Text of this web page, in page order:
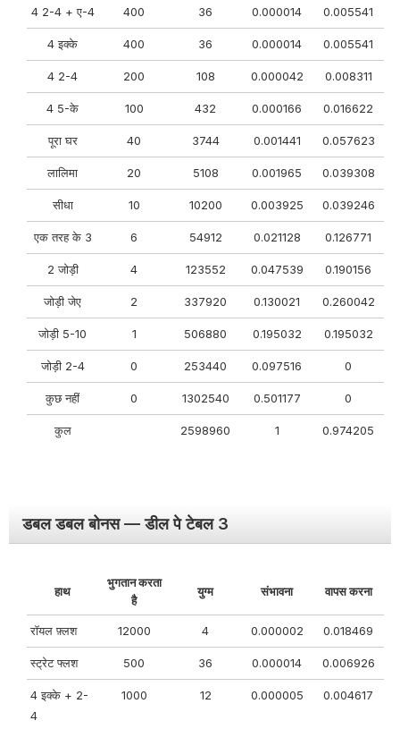
4 2-4 + ए-4 400 36 0.000014 0.005541
4 इक्के 400 36 0.000014 0.005541
4 2-4 200 108 0.000042 0.008311
4 5-के 100 432 0.000166 0.016622
पूरा घर 40 3744 0.001441 0.057623
लालिमा 20 5108 0.001965 0.039308
सीधा 10 10200 0.003925 0.039246
एक तरह के 3 6 54912 0.021128 0.126771
2 जोड़ी 4 123552 0.047539 0.190156
जोड़ी जेए 2 337920 0.130021 0.260042
जोड़ी 5-10 1 506880 0.195032 0.195032
जोड़ी 2-4 0 253440 0.097516 0
कुछ नहीं 0 1302540 0.501177 0
कुल 2598960 1 0.974205
डबल डबल बोनस — डील पे टेबल 3
हाथ
भुगतान करता
है
युग्म संभावना वापस करना
रॉयल फ़्लश 12000 4 0.000002 0.018469
स्ट्रेट फ्लश 500 36 0.000014 0.006926
4 इक्के + 2-
4
1000 12 0.000005 0.004617